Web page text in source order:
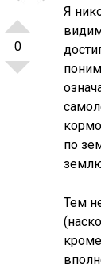
0
Я
по
Тем